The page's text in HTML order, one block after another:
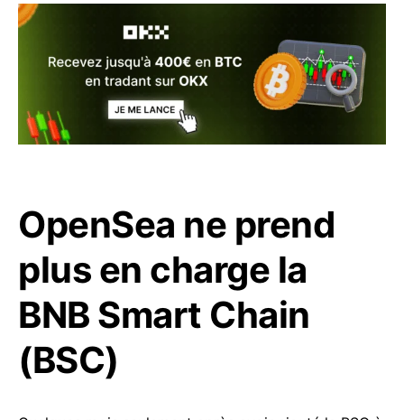
OpenSea ne prend
plus en charge la
BNB Smart Chain
(BSC)